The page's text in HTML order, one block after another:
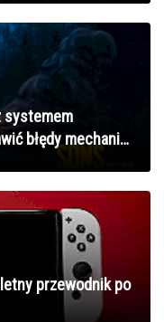
systemem
błędy mechanik
przewodnik po